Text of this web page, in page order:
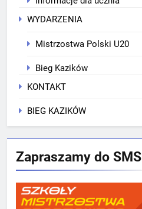
WYDARZENIA
Mistrzostwa Polski U20
Bieg Kazików
KONTAKT
BIEG KAZIKÓW
Zapraszamy do SMS